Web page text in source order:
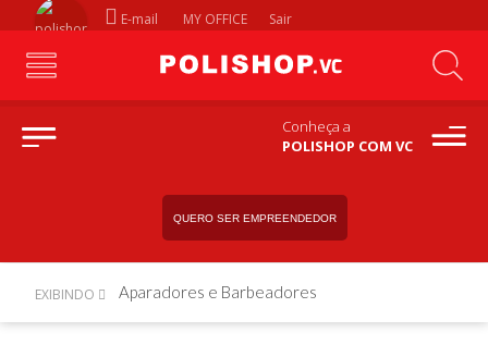
E-mail MY OFFICE Sair
Conheça a
POLISHOP COM VC
QUERO SER EMPREENDEDOR
EXIBINDO Aparadores e Barbeadores